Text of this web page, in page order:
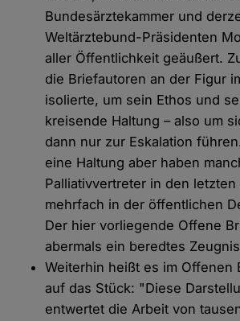
Bundesärztekammer und
Weltärztebund-Präsidenten
aller Öffentlichkeit geäußert.
die Briefautoren an der Figur
isolierte, um sein Ethos und
kreisende Haltung – also um
dann nur zur Eskalation
eine Haltung aber haben
Palliativvertreter in den letzten
mehrfach in der öffentlichen
Der hier vorliegende Offene
abermals ein beredtes
Weiterhin heißt es im Offenen
auf das Stück: "Diese
entwertet die Arbeit von